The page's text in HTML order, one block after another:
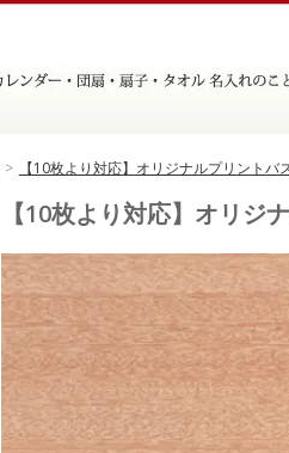
> 【10枚より対応】オリジナルプリント
【10枚より対応】オリジ